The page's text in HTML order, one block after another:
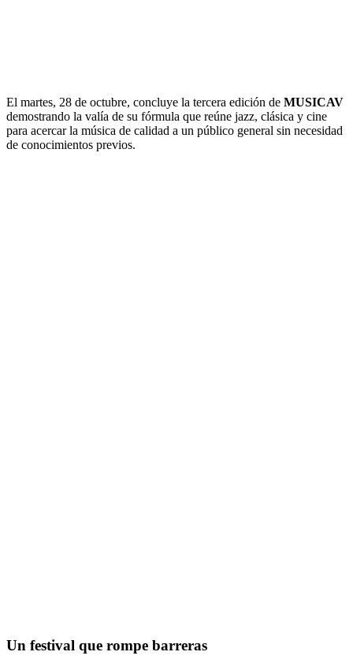
El martes, 28 de octubre, concluye la tercera edición de MUSICAV
demostrando la valía de su fórmula que reúne jazz, clásica y cine
para acercar la música de calidad a un público general sin necesidad
de conocimientos previos.
Un festival que rompe barreras